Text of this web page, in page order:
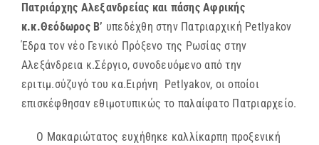
Πατριάρχης Αλεξανδρείας και πάσης Αφρικής
κ.κ.Θεόδωρος Β’ υπεδέχθη στην Πατριαρχική Petlyakov
Έδρα τον νέο Γενικό Πρόξενο της Ρωσίας στην
Αλεξάνδρεια κ.Σέργιο, συνοδευόμενο από την
εριτιμ.σύζυγό του κα.Ειρήνη Petlyakov, οι οποίοι
επισκέφθησαν εθιμοτυπικώς το παλαίφατο Πατριαρχείο.
Ο Μακαριώτατος ευχήθηκε καλλίκαρπη προξενική